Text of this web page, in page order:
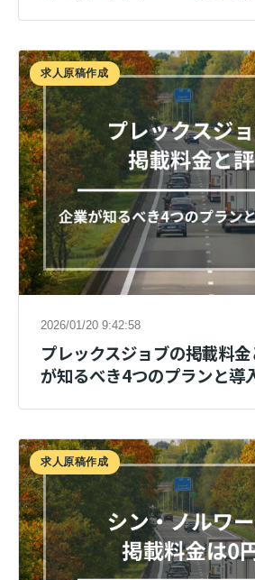
求人原稿作成
2026/01/20 9:42:58
プレックスジョブの掲載料
が知るべき4つのプランと導
求人原稿作成